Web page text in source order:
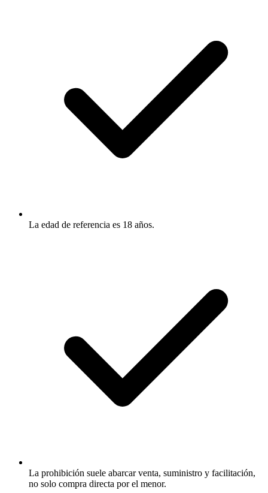
La edad de referencia es 18 años.
La prohibición suele abarcar venta, suministro y facilitación,
no solo compra directa por el menor.